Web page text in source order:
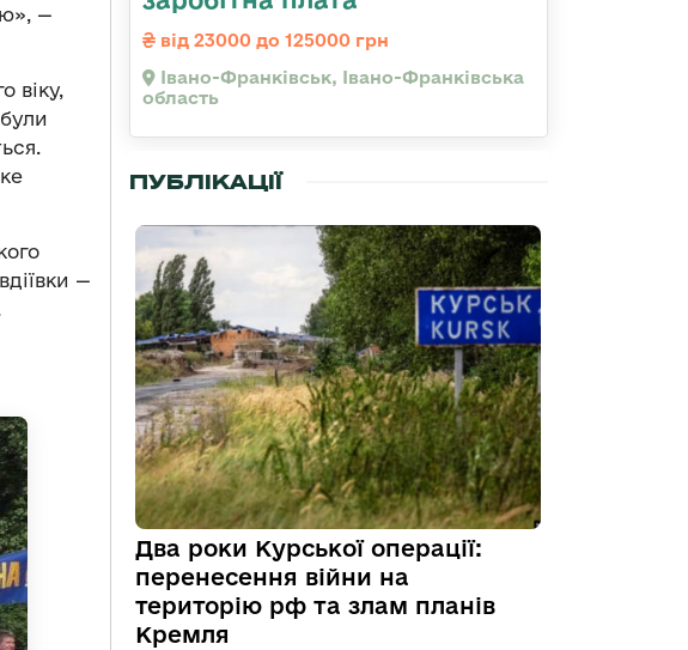
—
віку,
—
від 23000 до 125000 грн
Івано-Франківськ, Івано-Франківська
область
ПУБЛІКАЦІЇ
Два роки Курської операції:
перенесення війни на
територію рф та злам планів
Кремля